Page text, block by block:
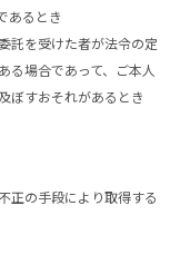
あるとき
託を受けた者が法令の定
る場合であって、ご本人
ぼすおそれがあるとき
正の手段により取得する